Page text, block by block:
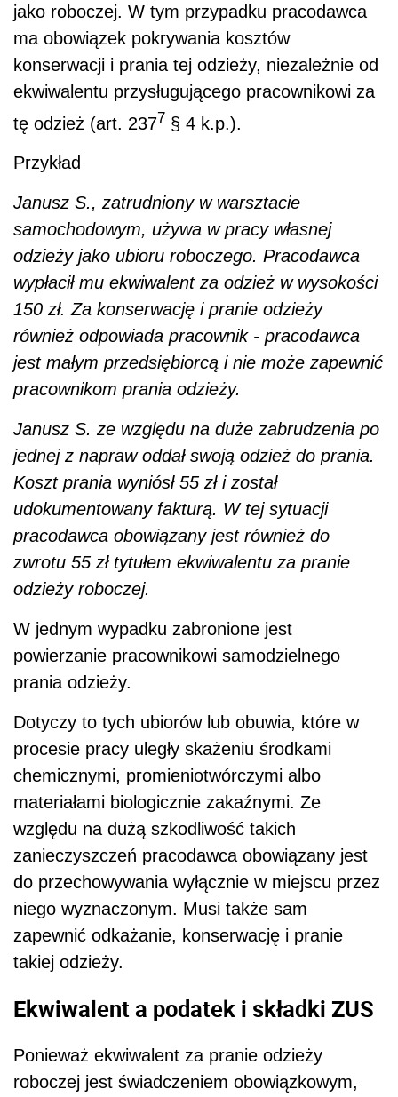
jako roboczej. W tym przypadku pracodawca
ma obowiązek pokrywania kosztów
konserwacji i prania tej odzieży, niezależnie od
ekwiwalentu przysługującego pracownikowi za
tę odzież (art. 2377 § 4 k.p.).
Przykład
Janusz S., zatrudniony w warsztacie
samochodowym, używa w pracy własnej
odzieży jako ubioru roboczego. Pracodawca
wypłacił mu ekwiwalent za odzież w wysokości
150 zł. Za konserwację i pranie odzieży
również odpowiada pracownik - pracodawca
jest małym przedsiębiorcą i nie może zapewnić
pracownikom prania odzieży.
Janusz S. ze względu na duże zabrudzenia po
jednej z napraw oddał swoją odzież do prania.
Koszt prania wyniósł 55 zł i został
udokumentowany fakturą. W tej sytuacji
pracodawca obowiązany jest również do
zwrotu 55 zł tytułem ekwiwalentu za pranie
odzieży roboczej.
W jednym wypadku zabronione jest
powierzanie pracownikowi samodzielnego
prania odzieży.
Dotyczy to tych ubiorów lub obuwia, które w
procesie pracy uległy skażeniu środkami
chemicznymi, promieniotwórczymi albo
materiałami biologicznie zakaźnymi. Ze
względu na dużą szkodliwość takich
zanieczyszczeń pracodawca obowiązany jest
do przechowywania wyłącznie w miejscu przez
niego wyznaczonym. Musi także sam
zapewnić odkażanie, konserwację i pranie
takiej odzieży.
Ekwiwalent a podatek i składki ZUS
Ponieważ ekwiwalent za pranie odzieży
roboczej jest świadczeniem obowiązkowym,